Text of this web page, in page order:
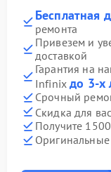
Бесплатная
ремонта
Привезем и
доставкой
Гарантия на
Infinixдо 3-х
Срочный
Скидка для
Получите